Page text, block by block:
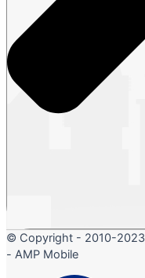
© Copyright - 2010-
- AMP Mobile